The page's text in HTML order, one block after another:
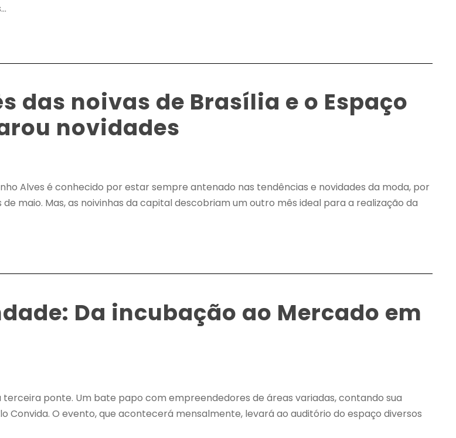
das noivas de Brasília e o Espaço
novidades
Alves é conhecido por estar sempre antenado nas tendências e novidades da moda, por
maio. Mas, as noivinhas da capital descobriam um outro mês ideal para a realização da
Da incubação ao Mercado em
ponte. Um bate papo com empreendedores de áreas variadas, contando sua
Convida. O evento, que acontecerá mensalmente, levará ao auditório do espaço diversos